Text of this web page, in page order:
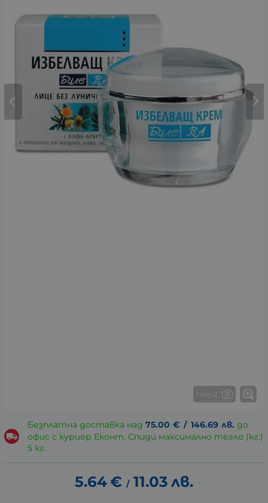
1 от 2
Безплатна доставка над 75.00 € / 146.69 лв. до
офис с куриер Еконт, Спиди максимално тегло (кг.)
5 кг.
5.64€ / 11.03 лв.